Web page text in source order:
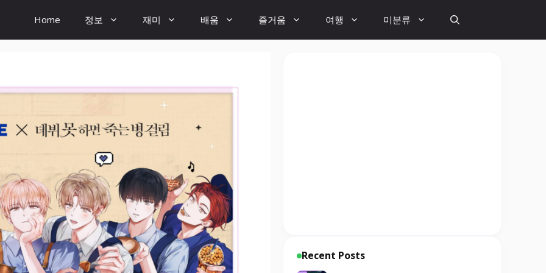
Home 정보 재미 배움 즐거움 여행 미분류
Recent Posts